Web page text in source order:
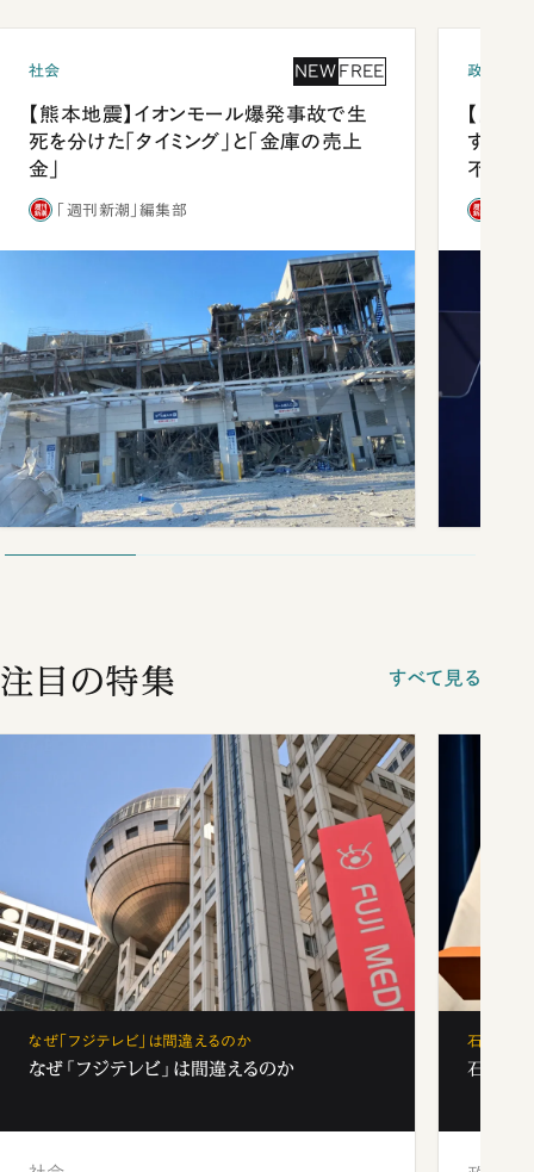
社会 NEW FREE
【熊本地震】イオンモール爆発事故で生
死を分けた「タイミング」と「金庫の売上
金」
「週刊新潮」編集部
政治
【内閣
する人
不仲説
注目の特集 すべて見る
なぜ「フジテレビ」は間違えるのか
なぜ「フジテレビ」は間違えるのか
石破茂、
石破茂